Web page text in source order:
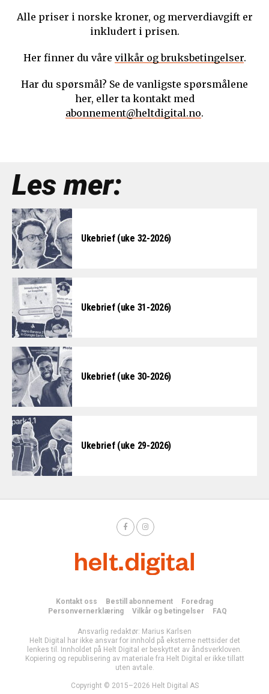
Alle priser i norske kroner, og merverdiavgift er
inkludert i prisen.
Her finner du våre vilkår og bruksbetingelser.
Har du spørsmål? Se de vanligste spørsmålene
her, eller ta kontakt med
abonnement@heltdigital.no.
Les mer:
Ukebrief (uke 32-2026)
Ukebrief (uke 31-2026)
Ukebrief (uke 30-2026)
Ukebrief (uke 29-2026)
Kontakt oss Bestill abonnement
Foredrag
Personvernerklæring
Vilkår og betingelser FAQ
Ansvarlig redaktør: Marius Karlsen
Helt Digital har ikke ansvar for innhold på eksterne nettsider det
lenkes til. Innholdet på Helt Digital er beskyttet av åndsverkloven.
Kopiering og republisering av materiale fra Helt Digital er ikke tillatt
uten avtale.
Copyright © 2015–2026 Helt Digital AS